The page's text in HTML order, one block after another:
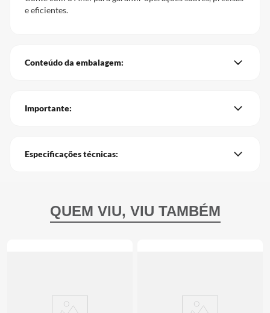
e eficientes.
Conteúdo da embalagem:
Importante:
Especificações técnicas: